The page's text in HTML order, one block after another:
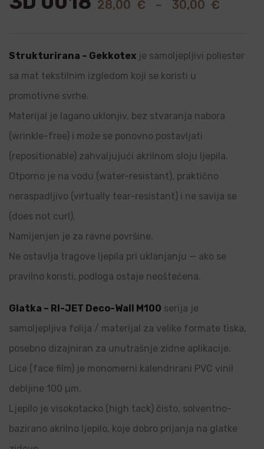
28,00 € – 30,00 €
Strukturirana – Gekkotex je samoljepljivi poliester
sa mat tekstilnim izgledom koji se koristi u
promotivne svrhe.
Materijal je lagano uklonjiv, bez stvaranja nabora
(wrinkle-free) i može se ponovno postavljati
(repositionable) zahvaljujući akrilnom sloju ljepila.
Otporno je na vodu (water-resistant), praktično
neraspadljivo (virtually tear-resistant) i ne savija se
(does not curl).
Namijenjen je za ravne površine.
Ne ostavlja tragove ljepila pri uklanjanju — ako se
pravilno koristi, podloga ostaje neoštećena.
Glatka – RI-JET Deco-Wall M100 serija je
samoljepljiva folija / materijal za velike formate tiska,
posebno dizajniran za unutrašnje zidne aplikacije.
Lice (face film) je monomerni kalendrirani PVC vinil
debljine 100 µm.
Ljepilo je visokotacko (high tack) čisto, solventno-
bazirano akrilno ljepilo, koje dobro prijanja na glatke